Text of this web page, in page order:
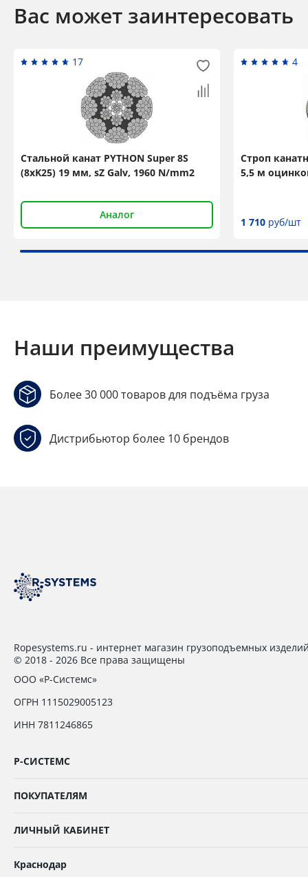
Вас может заинтересовать
17
Стальной канат PYTHON Super 8S
(8xK25) 19 мм, sZ Galv, 1960 N/mm2
Аналог
4
Строп
5,5 м
1 710 руб/шт
Наши преимущества
Более 30 000 товаров для подъёма груза
Дистрибьютор более 10 брендов
Ropesystems.ru - интернет магазин грузоподъемных
© 2018 - 2026 Все права защищены
ООО «Р-Системс»
ОГРН 1115029005123
ИНН 7811246865
Р-СИСТЕМС
ПОКУПАТЕЛЯМ
ЛИЧНЫЙ КАБИНЕТ
Краснодар